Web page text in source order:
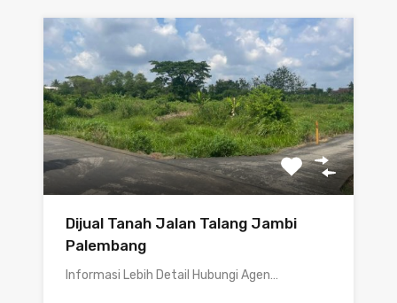
Dijual Tanah Jalan Talang Jambi
Palembang
Informasi Lebih Detail Hubungi Agen…